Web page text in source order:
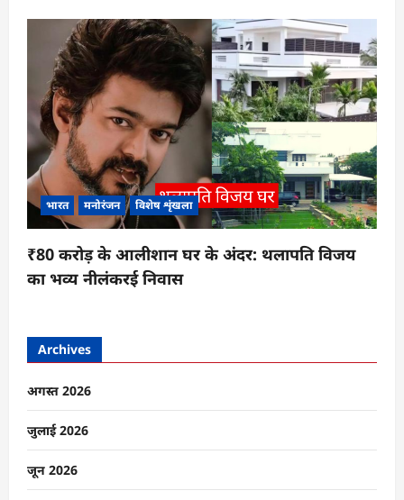
भारत मनोरंजन विशेष शृंखला
₹80 करोड़ के आलीशान घर के अंदर: थलापति विजय
का भव्य नीलंकरई निवास
Archives
अगस्त 2026
जुलाई 2026
जून 2026